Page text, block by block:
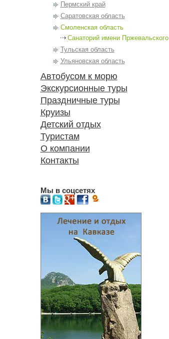
Пермский край
Саратовская область
Смоленская область
Санаторий имени Пржевальского
Тульская область
Ульяновская область
Автобусом к морю
Экскурсионные туры
Праздничные туры
Круизы
Детский отдых
Туристам
О компании
Контакты
Мы в соцсетях